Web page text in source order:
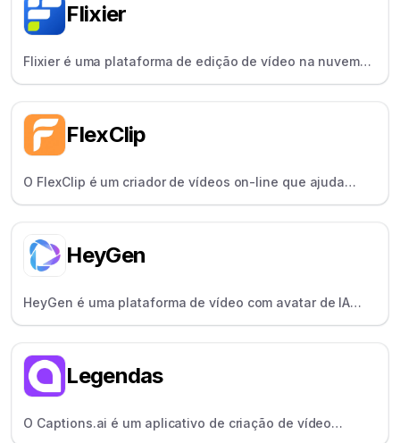
Flixier
Flixier é uma plataforma de edição de vídeo na nuvem
para equipes remotas, facilitando o trabalho em equipe
FlexClip
O FlexClip é um criador de vídeos on-line que ajuda
qualquer pessoa a criar vídeos com modelos, ativos de
HeyGen
HeyGen é uma plataforma de vídeo com avatar de IA
onde os usuários digitam um script para obter um vídeo,
Legendas
O Captions.ai é um aplicativo de criação de vídeo